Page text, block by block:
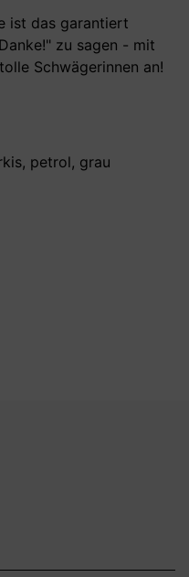
ist das garantiert
zu sagen - mit
Schwägerinnen an!
petrol, grau